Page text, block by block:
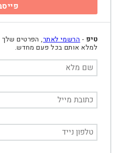
טיפ - הרשמי לאתר, הפרטים שלך
למלא אותם בכל פעם מחדש.